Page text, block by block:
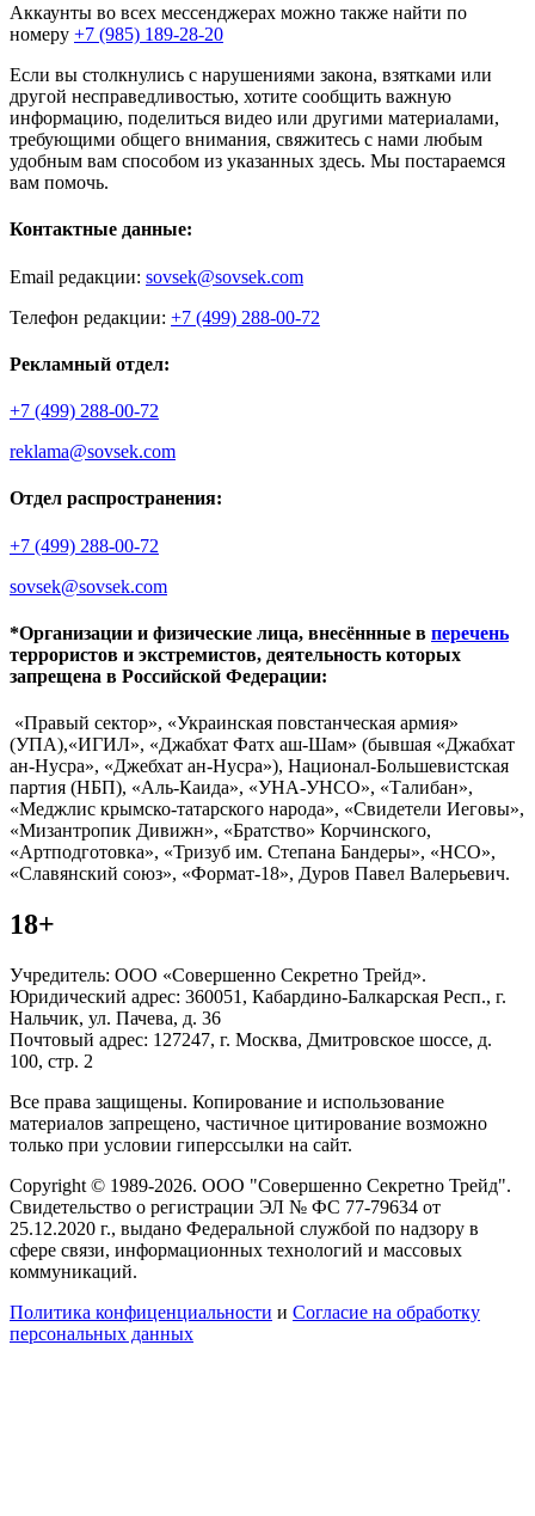
Аккаунты во всех мессенджерах можно также найти по
номеру +7 (985) 189-28-20
Если вы столкнулись с нарушениями закона, взятками или
другой несправедливостью, хотите сообщить важную
информацию, поделиться видео или другими материалами,
требующими общего внимания, свяжитесь с нами любым
удобным вам способом из указанных здесь. Мы постараемся
вам помочь.
Контактные данные:
Email редакции: sovsek@sovsek.com
Телефон редакции: +7 (499) 288-00-72
Рекламный отдел:
+7 (499) 288-00-72
reklama@sovsek.com
Отдел распространения:
+7 (499) 288-00-72
sovsek@sovsek.com
*Организации и физические лица, внесённные в перечень
террористов и экстремистов, деятельность которых
запрещена в Российской Федерации:
«Правый сектор», «Украинская повстанческая армия»
(УПА),«ИГИЛ», «Джабхат Фатх аш-Шам» (бывшая «Джабхат
ан-Нусра», «Джебхат ан-Нусра»), Национал-Большевистская
партия (НБП), «Аль-Каида», «УНА-УНСО», «Талибан»,
«Меджлис крымско-татарского народа», «Свидетели Иеговы»,
«Мизантропик Дивижн», «Братство» Корчинского,
«Артподготовка», «Тризуб им. Степана Бандеры», «НСО»,
«Славянский союз», «Формат-18», Дуров Павел Валерьевич.
18+
Учредитель: ООО «Совершенно Секретно Трейд».
Юридический адрес: 360051, Кабардино-Балкарская Респ., г.
Нальчик, ул. Пачева, д. 36
Почтовый адрес: 127247, г. Москва, Дмитровское шоссе, д.
100, стр. 2
Все права защищены. Копирование и использование
материалов запрещено, частичное цитирование возможно
только при условии гиперссылки на сайт.
Copyright © 1989-2026. ООО "Совершенно Секретно Трейд".
Свидетельство о регистрации ЭЛ № ФС 77-79634 от
25.12.2020 г., выдано Федеральной службой по надзору в
сфере связи, информационных технологий и массовых
коммуникаций.
Политика конфиценциальности и Согласие на обработку
персональных данных